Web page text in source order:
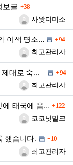
보글 댓글
38
등록자사왓디미소
이색 명소… 댓글
94
등록자최고관리자
다낭 가라오케 2차 롱타임 데리고 나가기전 제대로 숙지… 댓글
94
등록자최고관리자
에 태국에 옵… 댓글
122
등록자코코넛밀크
했습니다. 댓글
10
등록자최고관리자